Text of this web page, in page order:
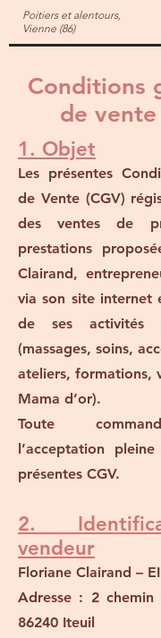
Poitiers et alentours,
Vienne (86)
Conditions
de vente
1. Objet
Les présentes
de Vente (CGV)
des ventes de
prestations
Clairand,
via son site internet
de ses activités
(massages, soins,
ateliers, formations,
Mama d’or).
Toute
l’acceptation
présentes CGV.
2.
vendeur
Floriane Clairand – EI
Adresse : 2 chemin
86240 Iteuil